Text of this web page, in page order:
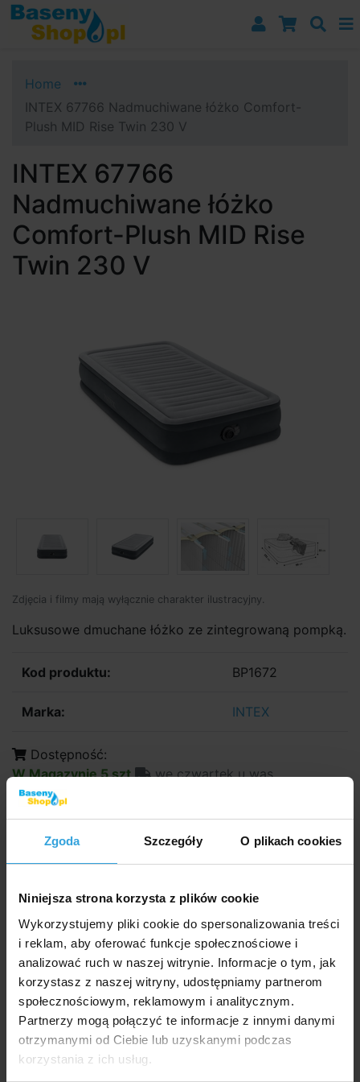
Zgoda Szczegóły O plikach cookies
Niniejsza strona korzysta z plików cookie
Wykorzystujemy pliki cookie do spersonalizowania treści
i reklam, aby oferować funkcje społecznościowe i
analizować ruch w naszej witrynie. Informacje o tym, jak
korzystasz z naszej witryny, udostępniamy partnerom
społecznościowym, reklamowym i analitycznym.
Partnerzy mogą połączyć te informacje z innymi danymi
otrzymanymi od Ciebie lub uzyskanymi podczas
korzystania z ich usług.
Przejdź do nawigacji
Przejdź do treści
Przejdź do paska bocznego
Home
INTEX 67766 Nadmuchiwane łóżko Comfort-
Plush MID Rise Twin 230 V
INTEX 67766
Nadmuchiwane łóżko
Comfort-Plush MID Rise
Twin 230 V
Zdjęcia i filmy mają wyłącznie charakter ilustracyjny.
Luksusowe dmuchane łóżko ze zintegrowaną pompką.
Kod produktu: BP1672
Marka: INTEX
Dostępność:
W Magazynie 5 szt
we czwartek u was
162,60 zł bez VAT 200,- zł
do koszyka
Zapytaj sprzedawcę
Szczegółowy opis
Szczegółowy opi
Rozkoszuj się miękkim materacem dmuchanym
Comfort-Plush Mid-Rise! Wysoka jakość konstrukcji
wewnętrznej w połączeniu z dwuwarstwową,